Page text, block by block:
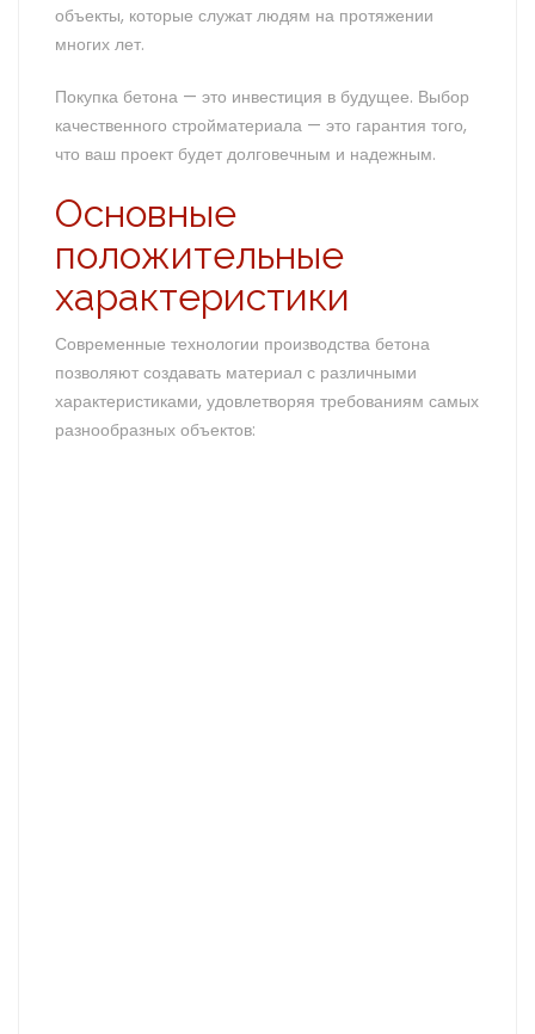
объекты, которые служат людям на протяжении
многих лет.
Покупка бетона — это инвестиция в будущее. Выбор
качественного стройматериала — это гарантия того,
что ваш проект будет долговечным и надежным.
Основные
положительные
характеристики
Современные технологии производства бетона
позволяют создавать материал с различными
характеристиками, удовлетворяя требованиям самых
разнообразных объектов: